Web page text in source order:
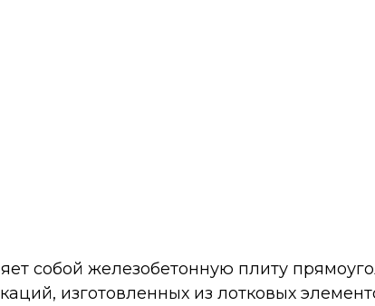
собой железобетонную плиту
изготовленных из лотковых